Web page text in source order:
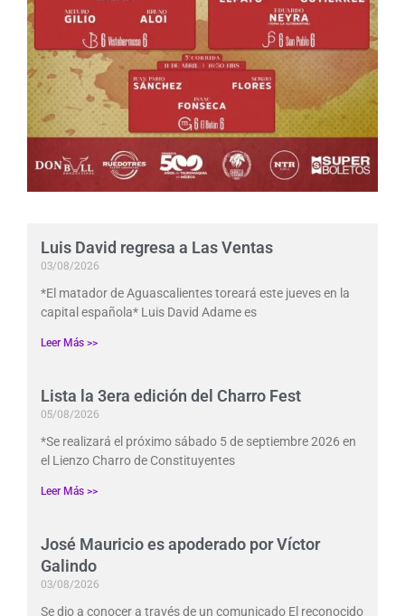
Luis David regresa a Las Ventas
03/08/2026
*El matador de Aguascalientes toreará este jueves en la
capital española* Luis David Adame es
Leer Más >>
Lista la 3era edición del Charro Fest
05/08/2026
*Se realizará el próximo sábado 5 de septiembre 2026 en
el Lienzo Charro de Constituyentes
Leer Más >>
José Mauricio es apoderado por Víctor
Galindo
03/08/2026
Se dio a conocer a través de un comunicado El reconocido